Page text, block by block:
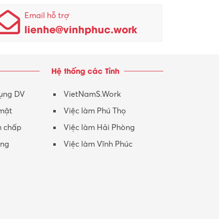
Nhân viên thu mua
Nhân viên CSKH
Phục vụ khác
Promotion Girl (PG)
KCN Sông Lô I
KCN Tam Dương
Email hỗ trợ
lienhe@vinhphuc.work
DV
chấp
Hệ thống các Tỉnh
VietNamS.Work
Việc làm Phú Thọ
Việc làm Hải Phòng
Việc làm Vĩnh Phúc